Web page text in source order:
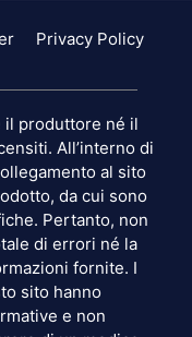
Privacy Policy
il produttore né il
All’interno di
al sito
da cui sono
Pertanto, non
di errori né la
fornite. I
sito hanno
e non